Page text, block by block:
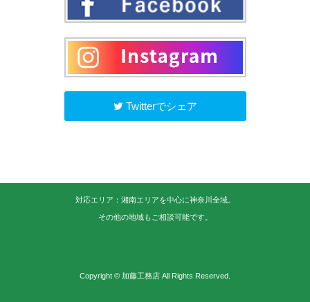
Twitterでシェア
対応エリア：湘南エリアを中心に神奈川全域。
その他の地域もご相談可能です。
Copyright © 加藤工務店 All Rights Reserved.